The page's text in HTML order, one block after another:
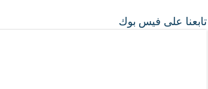
تابعنا على فيس بوك